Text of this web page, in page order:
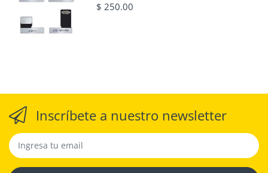
$ 250.00
Inscríbete a nuestro newsletter